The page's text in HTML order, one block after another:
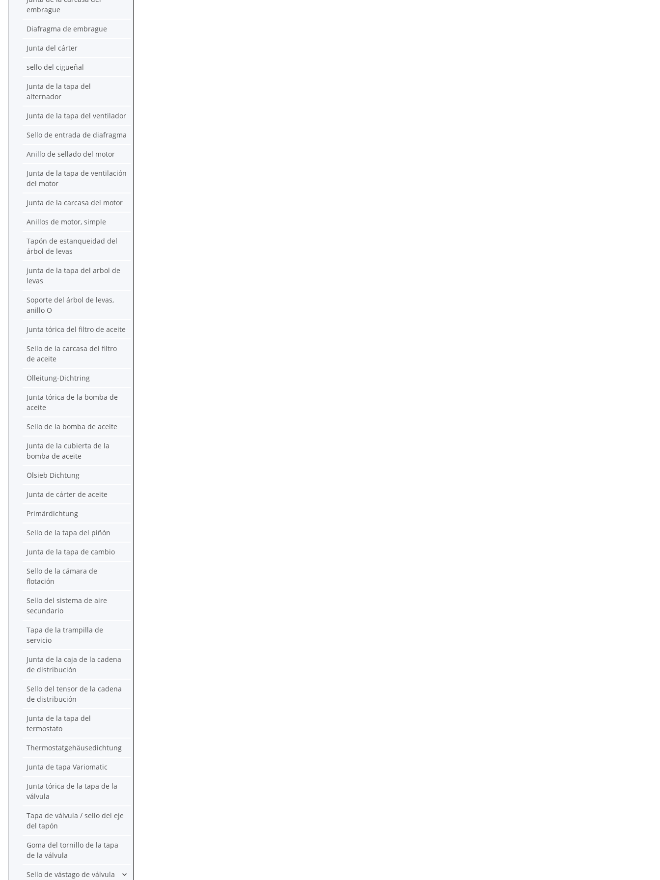
embrague
Diafragma de embrague
Junta del cárter
sello del cigüeñal
Junta de la tapa del
alternador
Junta de la tapa del ventilador
Sello de entrada de diafragma
Anillo de sellado del motor
Junta de la tapa de ventilación
del motor
Junta de la carcasa del motor
Anillos de motor, simple
Tapón de estanqueidad del
árbol de levas
junta de la tapa del arbol de
levas
Soporte del árbol de levas,
anillo O
Junta tórica del filtro de aceite
Sello de la carcasa del filtro
de aceite
Ölleitung-Dichtring
Junta tórica de la bomba de
aceite
Sello de la bomba de aceite
Junta de la cubierta de la
bomba de aceite
Ölsieb Dichtung
Junta de cárter de aceite
Primärdichtung
Sello de la tapa del piñón
Junta de la tapa de cambio
Sello de la cámara de
flotación
Sello del sistema de aire
secundario
Tapa de la trampilla de
servicio
Junta de la caja de la cadena
de distribución
Sello del tensor de la cadena
de distribución
Junta de la tapa del
termostato
Thermostatgehäusedichtung
Junta de tapa Variomatic
Junta tórica de la tapa de la
válvula
Tapa de válvula / sello del eje
del tapón
Goma del tornillo de la tapa
de la válvula
Sello de vástago de válvula